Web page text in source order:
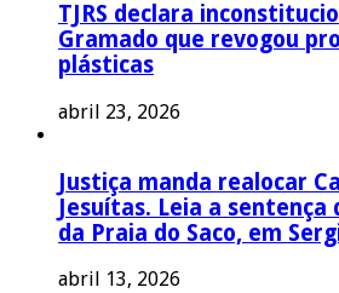
TJRS declara
Gramado que revogou
plásticas
abril 23, 2026
Justiça manda realocar
Jesuítas. Leia a sentença
da Praia do Saco, em
abril 13, 2026